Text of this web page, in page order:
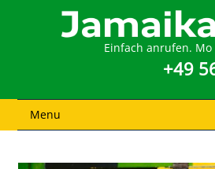
Einfach anrufen. Mo
+49
Menu